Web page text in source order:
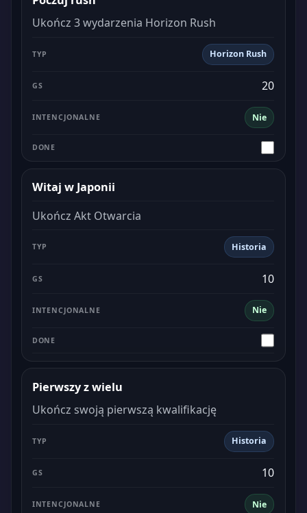
Ukończ 3 wydarzenia Horizon Rush
Horizon Rush
Nie
20
Witaj w Japonii
Ukończ Akt Otwarcia
Historia
Nie
10
Pierwszy z wielu
Ukończ swoją pierwszą kwalifikację
Historia
Nie
10